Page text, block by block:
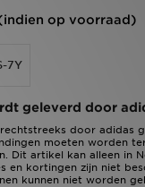
op voorraad)
7Y
geleverd door
door adidas
moeten worden
Dit artikel kan alleen in
en kortingen zijn niet
kunnen niet worden